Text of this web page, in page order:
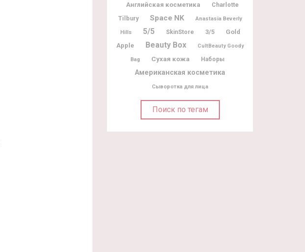
Английская косметика
Charlotte
Tilbury
Space NK Anastasia Beverly
Hills 5/5 SkinStore 3/5
Gold
Apple
Beauty Box CultBeauty Goody
Bag Сухая кожа Наборы
Американская косметика
Сыворотка для лица
Поиск по тегам